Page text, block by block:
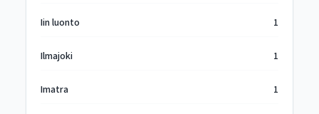
Iin luonto 1
Ilmajoki 1
Imatra 1